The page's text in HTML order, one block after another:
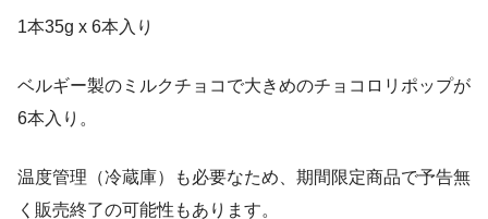
1本35g x 6本入り
ベルギー製のミルクチョコで大きめのチョコロリポップが
6本入り。
温度管理（冷蔵庫）も必要なため、期間限定商品で予告無
く販売終了の可能性もあります。